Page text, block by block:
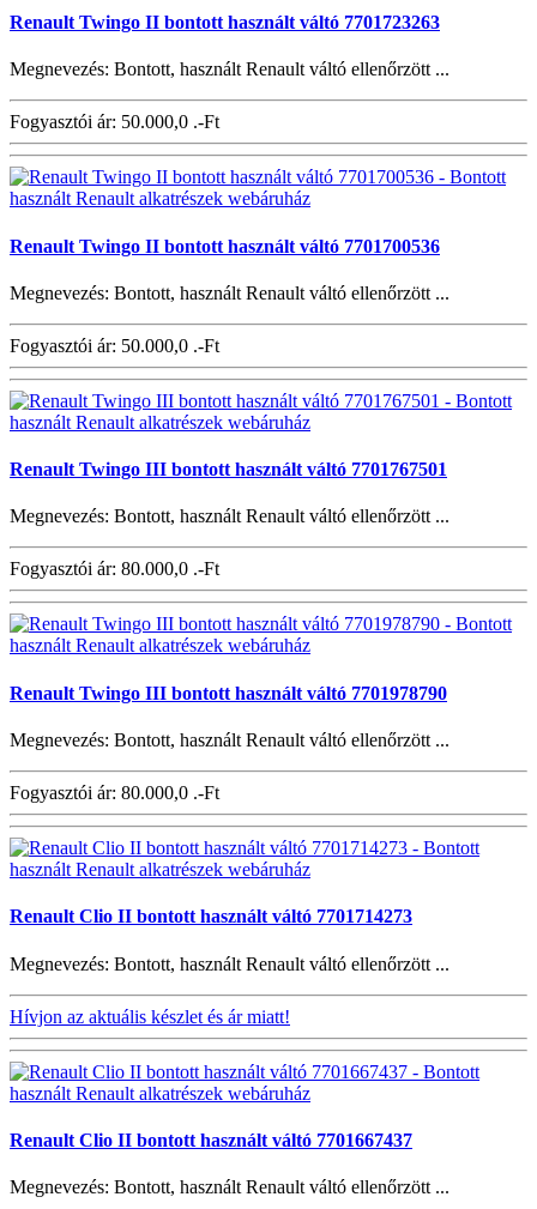
Renault Twingo II bontott használt váltó 7701723263
Megnevezés: Bontott, használt Renault váltó ellenőrzött ...
Fogyasztói ár: 50.000,0 .-Ft
Renault Twingo II bontott használt váltó 7701700536
Megnevezés: Bontott, használt Renault váltó ellenőrzött ...
Fogyasztói ár: 50.000,0 .-Ft
Renault Twingo III bontott használt váltó 7701767501
Megnevezés: Bontott, használt Renault váltó ellenőrzött ...
Fogyasztói ár: 80.000,0 .-Ft
Renault Twingo III bontott használt váltó 7701978790
Megnevezés: Bontott, használt Renault váltó ellenőrzött ...
Fogyasztói ár: 80.000,0 .-Ft
Renault Clio II bontott használt váltó 7701714273
Megnevezés: Bontott, használt Renault váltó ellenőrzött ...
Hívjon az aktuális készlet és ár miatt!
Renault Clio II bontott használt váltó 7701667437
Megnevezés: Bontott, használt Renault váltó ellenőrzött ...